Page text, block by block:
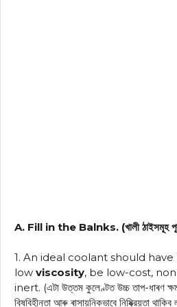
A. Fill in the Balnks. (খালী ঠাইসমূহ
1. An ideal coolant should
low viscosity, be low-cost,
inert. (এটা উত্তম কুলেণ্টত উচ্চ তাপ-ধাৰণ
বিষবিহীনতা আৰু ৰাসায়নিকভাবে নিষ্ক্রিয়তা থাকিব